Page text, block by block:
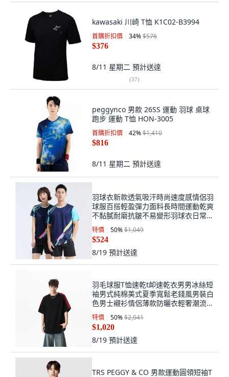
kawasaki 川崎 T恤 K1C02-B3994
首購折扣價 34%$576
$376
8/11 星期二 預計送達
(37)
peggynco 男款 26SS 運動 羽球 桌球
跑步 運動 T恤 HON-3005
首購折扣價 42%$1,410
$816
8/11 星期二 預計送達
羽球衣新款透氣吸汗時尚速度感情侶羽
球服百搭輕盈彈力面料長時間運動乾爽
不黏膩耐磨抗皺不易變形羽球衣日常休
閒與球隊制服都合適
特價 50%$1,049
$524
8/19 預計送達
羽毛球服T恤速乾t卹速乾衣男男冰絲短
袖男式純棉美式夏季寬鬆老錢風男裝白
色男士襯衫情侶薄款防曬衣輕奢潮流上
衣男生夏日休閒穿搭涼感短袖舒適透氣
861T恤
特價 50%$2,041
$1,020
8/19 預計送達
TRS PEGGY & CO 男款運動圓領短袖T